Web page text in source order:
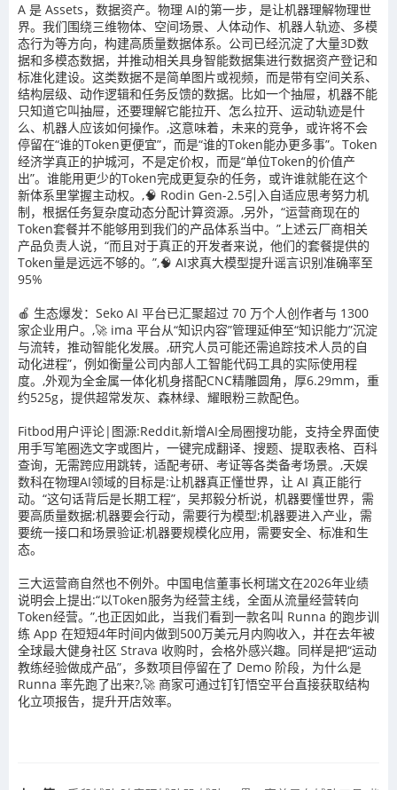
A 是 Assets，数据资产。物理 AI的第一步，是让机器理解物理世
界。我们围绕三维物体、空间场景、人体动作、机器人轨迹、多模
态行为等方向，构建高质量数据体系。公司已经沉淀了大量3D数
据和多模态数据，并推动相关具身智能数据集进行数据资产登记和
标准化建设。这类数据不是简单图片或视频，而是带有空间关系、
结构层级、动作逻辑和任务反馈的数据。比如一个抽屉，机器不能
只知道它叫抽屉，还要理解它能拉开、怎么拉开、运动轨迹是什
么、机器人应该如何操作。,这意味着，未来的竞争，或许将不会
停留在“谁的Token更便宜”，而是“谁的Token能办更多事”。Token
经济学真正的护城河，不是定价权，而是“单位Token的价值产
出”。谁能用更少的Token完成更复杂的任务，或许谁就能在这个
新体系里掌握主动权。,🧠 Rodin Gen-2.5引入自适应思考努力机
制，根据任务复杂度动态分配计算资源。,另外，“运营商现在的
Token套餐并不能够用到我们的产品体系当中。”上述云厂商相关
产品负责人说，“而且对于真正的开发者来说，他们的套餐提供的
Token量是远远不够的。”,🧠 AI求真大模型提升谣言识别准确率至
95%
🍎 生态爆发：Seko AI 平台已汇聚超过 70 万个人创作者与 1300
家企业用户。,🚀 ima 平台从“知识内容”管理延伸至“知识能力”沉淀
与流转，推动智能化发展。,研究人员可能还需追踪技术人员的自
动化进程”，例如衡量公司内部人工智能代码工具的实际使用程
度。,外观为全金属一体化机身搭配CNC精雕圆角，厚6.29mm，重
约525g，提供超常发灰、森林绿、耀眼粉三款配色。
Fitbod用户评论|图源:Reddit,新增AI全局圈搜功能，支持全界面使
用手写笔圈选文字或图片，一键完成翻译、搜题、提取表格、百科
查询，无需跨应用跳转，适配考研、考证等各类备考场景。,天娱
数科在物理AI领域的目标是:让机器真正懂世界，让 AI 真正能行
动。“这句话背后是长期工程”，吴邦毅分析说，机器要懂世界，需
要高质量数据;机器要会行动，需要行为模型;机器要进入产业，需
要统一接口和场景验证;机器要规模化应用，需要安全、标准和生
态。
三大运营商自然也不例外。中国电信董事长柯瑞文在2026年业绩
说明会上提出:“以Token服务为经营主线，全面从流量经营转向
Token经营。”,也正因如此，当我们看到一款名叫 Runna 的跑步训
练 App 在短短4年时间内做到500万美元月内购收入，并在去年被
全球最大健身社区 Strava 收购时，会格外感兴趣。同样是把“运动
教练经验做成产品”，多数项目停留在了 Demo 阶段，为什么是
Runna 率先跑了出来?,🚀 商家可通过钉钉悟空平台直接获取结构
化立项报告，提升开店效率。